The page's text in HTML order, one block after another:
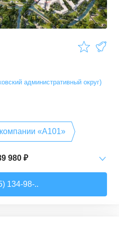
административный округ)
«А101»
980 ₽
134-98-..